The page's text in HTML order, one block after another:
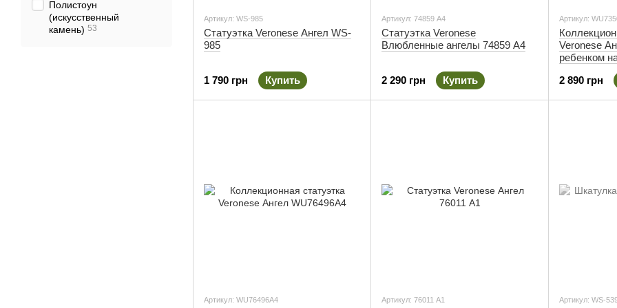
Артикул: WS-985
Статуэтка Veronese Ангел WS-
985
1 790 грн Купить
Артикул: 74859 A4
Статуэтка Veronese
Влюбленные ангелы 74859 A4
2 290 грн Купить
Артикул:
Veronese
ребенком
2 890 грн
Артикул: WU76496A4 Артикул: 76011 A1 Артикул: WS-
Полистоун
(искусственный
камень) 53